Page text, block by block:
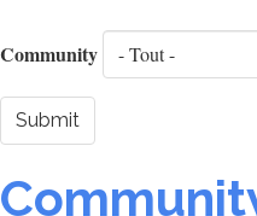
Community
Submit